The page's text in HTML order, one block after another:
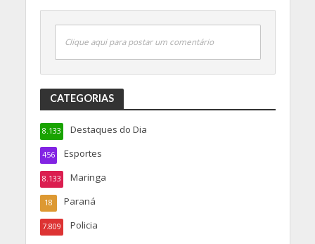
Clique aqui para postar um comentário
CATEGORIAS
Destaques do Dia
8.133
Esportes
456
Maringa
8.133
Paraná
18
Policia
7.809